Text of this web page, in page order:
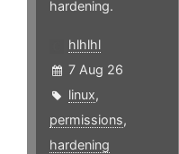
hardening.
hlhlhl
7 Aug 26
linux,
permissions,
hardening